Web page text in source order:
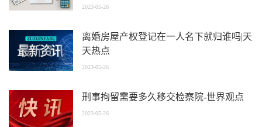
2023-05-26
离婚房屋产权登记在一人名下就归谁吗|天
天热点
2023-05-26
刑事拘留需要多久移交检察院-世界观点
2023-05-26